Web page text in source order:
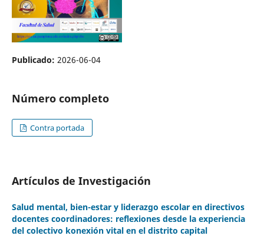
Publicado: 2026-06-04
Número completo
Contra portada
Artículos de Investigación
Salud mental, bien-estar y liderazgo escolar en directivos
docentes coordinadores: reflexiones desde la experiencia
del colectivo konexión vital en el distrito capital